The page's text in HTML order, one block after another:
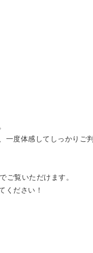
一度体感してしっかりご
ご覧いただけます。
ください！